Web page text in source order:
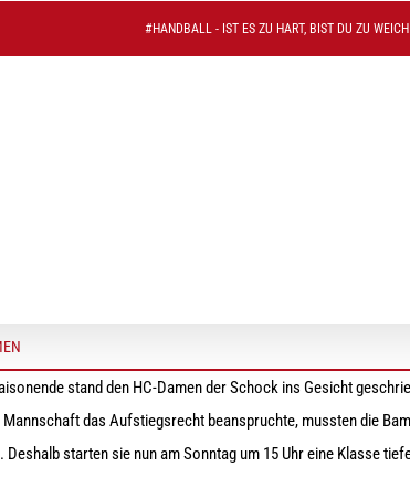
#HANDBALL - IST ES ZU HART, BIST DU ZU WEICH
stand den HC-Damen der Schock ins Gesicht
das Aufstiegsrecht beanspruchte, mussten die
starten sie nun am Sonntag um 15 Uhr eine Klasse